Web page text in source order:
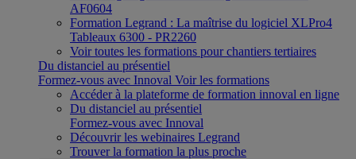
AF0604
Formation Legrand : La maîtrise du logiciel XLPro4
Tableaux 6300 - PR2260
Voir toutes les formations pour chantiers tertiaires
Du distanciel au présentiel
Formez-vous avec Innoval Voir les formations
Accéder à la plateforme de formation innoval en ligne
Du distanciel au présentiel
Formez-vous avec Innoval
Découvrir les webinaires Legrand
Trouver la formation la plus proche